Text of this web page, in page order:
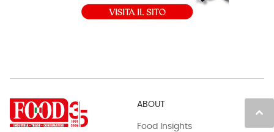
keyboard_arrow_up
ABOUT
Food Insights